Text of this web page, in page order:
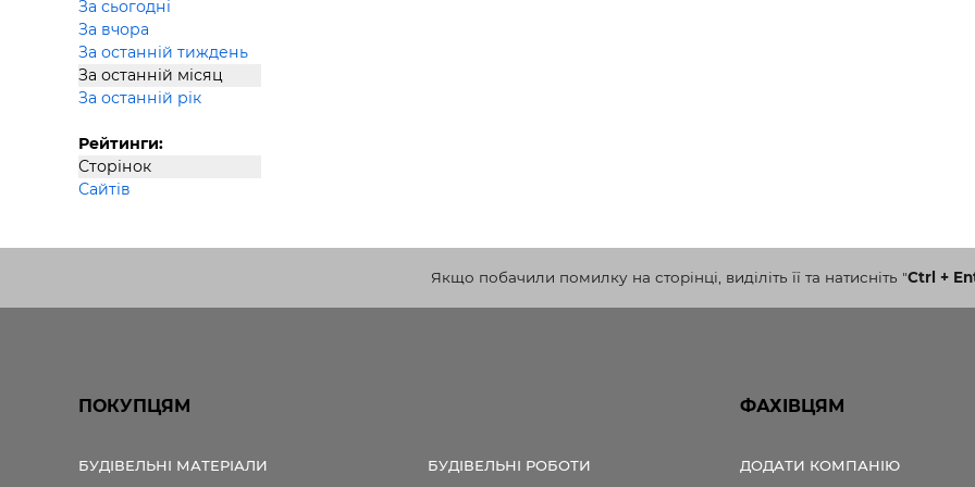
За сьогодні
За вчора
За останній тиждень
За останній місяц
За останній рік
Рейтинги:
Сторінок
Сайтів
Якщо побачили помилку на сторінці, виділіть її та натисніть "Ctrl +
ПОКУПЦЯМ
БУДІВЕЛЬНІ МАТЕРІАЛИ БУДІВЕЛЬНІ РОБОТИ
ФАХІВЦЯМ
ДОДАТИ КОМПАНІЮ